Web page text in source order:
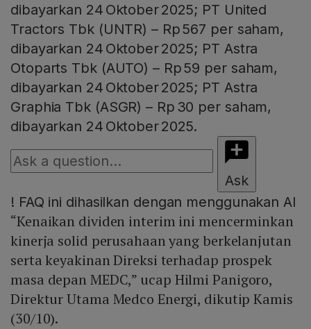
dibayarkan 24 Oktober 2025; PT United
Tractors Tbk (UNTR) – Rp 567 per saham,
dibayarkan 24 Oktober 2025; PT Astra
Otoparts Tbk (AUTO) – Rp 59 per saham,
dibayarkan 24 Oktober 2025; PT Astra
Graphia Tbk (ASGR) – Rp 30 per saham,
dibayarkan 24 Oktober 2025.
Ask
! FAQ ini dihasilkan dengan menggunakan AI
“Kenaikan dividen interim ini mencerminkan
kinerja solid perusahaan yang berkelanjutan
serta keyakinan Direksi terhadap prospek
masa depan MEDC,” ucap Hilmi Panigoro,
Direktur Utama Medco Energi, dikutip Kamis
(30/10).